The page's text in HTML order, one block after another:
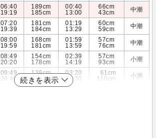
06:40
19:19
189cm
185cm
00:40
13:00
66cm
43cm
中潮
07:20
19:39
181cm
184cm
01:19
13:29
60cm
59cm
中潮
08:00
19:59
168cm
181cm
01:59
13:59
57cm
76cm
中潮
08:49
20:20
154cm
178cm
02:39
14:19
57cm
93cm
小潮
09:49
20:49
139cm
172cm
03:20
14:30
61cm
110cm
小潮
続きを表示